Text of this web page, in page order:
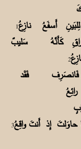
أَسـفَعُ نازِعُ1
كَأَنَّهُ سَليبٌ
2
فَانصَرِف فَقَد
إِذ أَنتَ واقِعُ3